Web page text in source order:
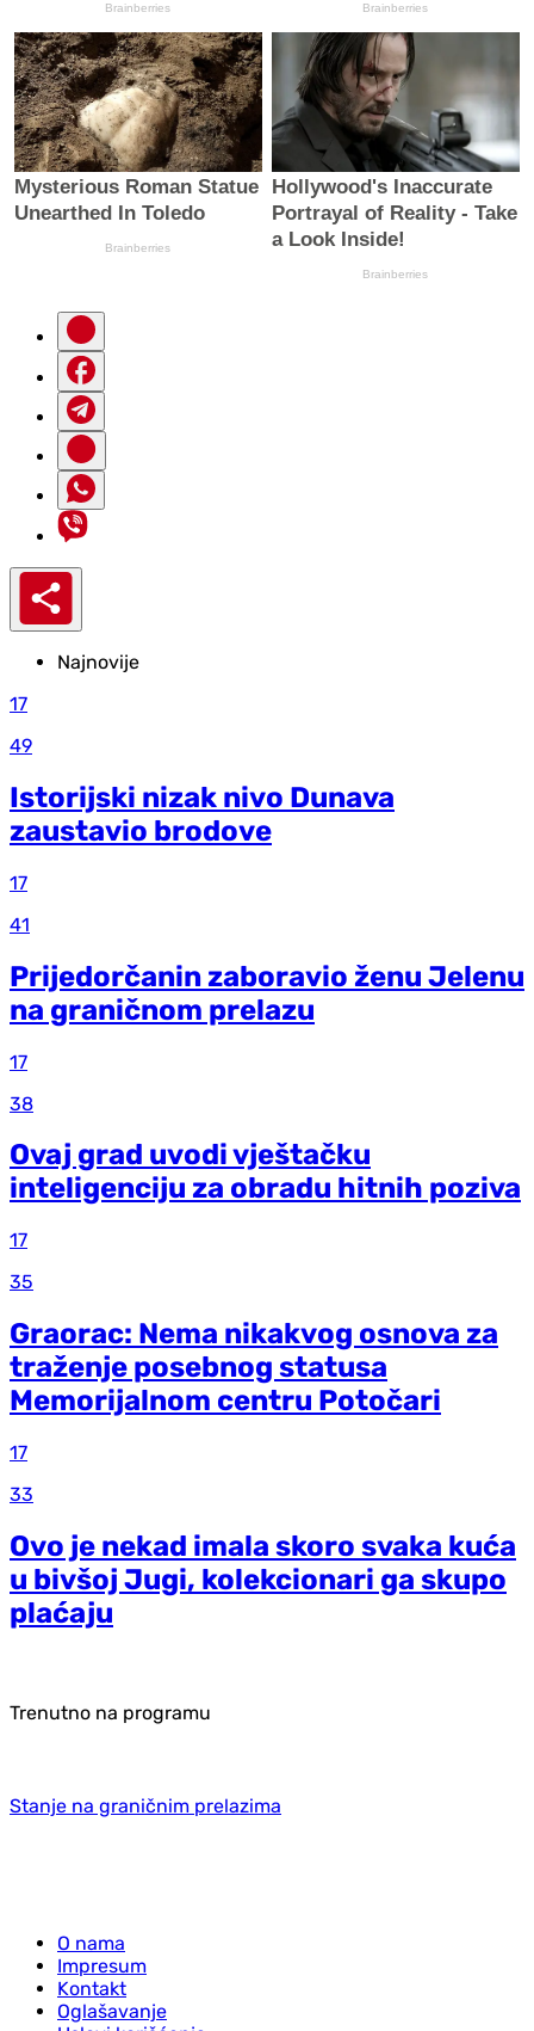
Najnovije
17
49
Istorijski nizak nivo Dunava
zaustavio brodove
17
41
Prijedorčanin zaboravio ženu Jelenu
na graničnom prelazu
17
38
Ovaj grad uvodi vještačku
inteligenciju za obradu hitnih poziva
17
35
Graorac: Nema nikakvog osnova za
traženje posebnog statusa
Memorijalnom centru Potočari
17
33
Ovo je nekad imala skoro svaka kuća
u bivšoj Jugi, kolekcionari ga skupo
plaćaju
Trenutno na programu
Stanje na graničnim prelazima
O nama
Impresum
Kontakt
Oglašavanje